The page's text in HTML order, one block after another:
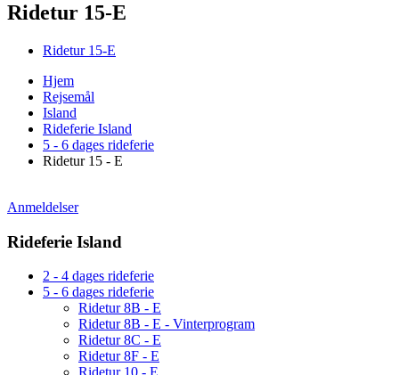
Ridetur 15-E
Ridetur 15-E
Hjem
Rejsemål
Island
Rideferie Island
5 - 6 dages rideferie
Ridetur 15 - E
Anmeldelser
Rideferie Island
2 - 4 dages rideferie
5 - 6 dages rideferie
Ridetur 8B - E
Ridetur 8B - E - Vinterprogram
Ridetur 8C - E
Ridetur 8F - E